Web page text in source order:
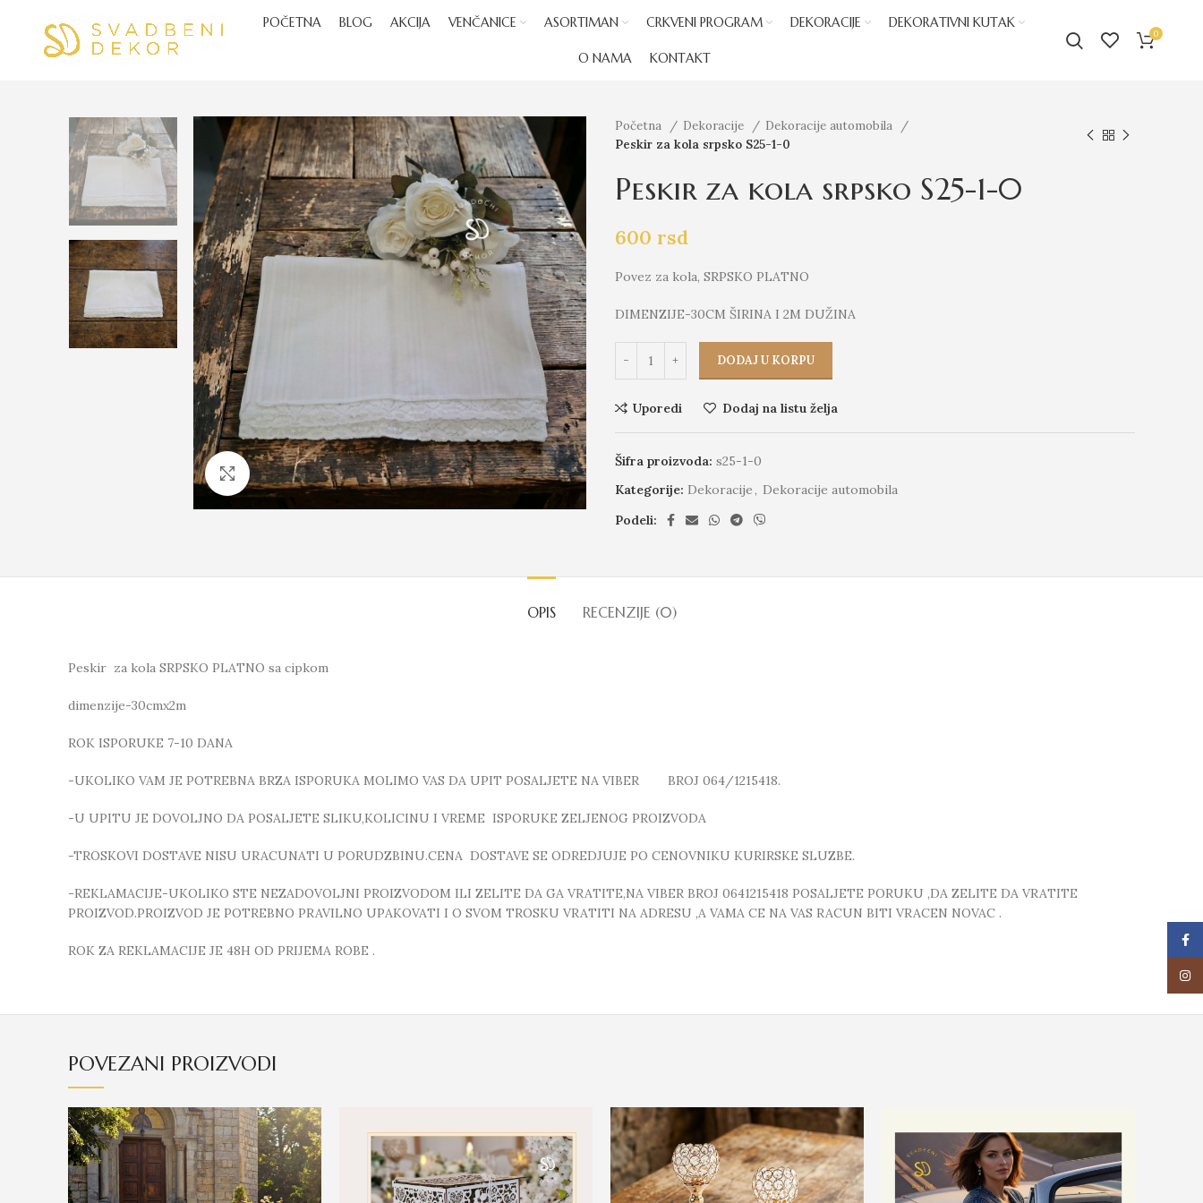
POČETNA BLOG AKCIJA VENČANICE ASORTIMAN CRKVENI PROGRAM DEKORACIJE DEKORATIVNI KUTAK
O NAMA KONTAKT
0
Click to enlarge
Početna Dekoracije
Dekoracije automobila
Peskir za kola srpsko S25-1-0
Peskir za kola srpsko S25-1-0
600 rsd
Povez za kola, SRPSKO PLATNO
DIMENZIJE-30CM ŠIRINA I 2M DUŽINA
DODAJ U KORPU
Uporedi Dodaj na listu želja
Šifra proizvoda: s25-1-0
Kategorije: Dekoracije, Dekoracije automobila
Podeli:
OPIS RECENZIJE (0)
Peskir za kola SRPSKO PLATNO sa cipkom
dimenzije-30cmx2m
ROK ISPORUKE 7-10 DANA
-UKOLIKO VAM JE POTREBNA BRZA ISPORUKA MOLIMO VAS DA UPIT POSALJETE NA VIBER BROJ 064/1215418.
-U UPITU JE DOVOLJNO DA POSALJETE SLIKU,KOLICINU I VREME ISPORUKE ZELJENOG PROIZVODA
-TROSKOVI DOSTAVE NISU URACUNATI U PORUDZBINU.CENA DOSTAVE SE ODREDJUJE PO CENOVNIKU KURIRSKE SLUZBE.
-REKLAMACIJE-UKOLIKO STE NEZADOVOLJNI PROIZVODOM ILI ZELITE DA GA VRATITE,NA VIBER BROJ 0641215418 POSALJETE PORUKU ,DA ZELITE DA VRATITE
PROIZVOD.PROIZVOD JE POTREBNO PRAVILNO UPAKOVATI I O SVOM TROSKU VRATITI NA ADRESU ,A VAMA CE NA VAS RACUN BITI VRACEN NOVAC .
ROK ZA REKLAMACIJE JE 48H OD PRIJEMA ROBE .
POVEZANI PROIZVODI